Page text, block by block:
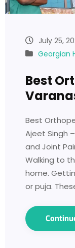
July 25,
Georgian
Best
Best
Ajeet Singh
and Joint
Walking to
home.
or puja.